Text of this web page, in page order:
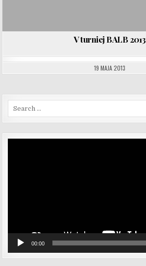
V turniej BALB 2013
19 MAJA 2013
00:00